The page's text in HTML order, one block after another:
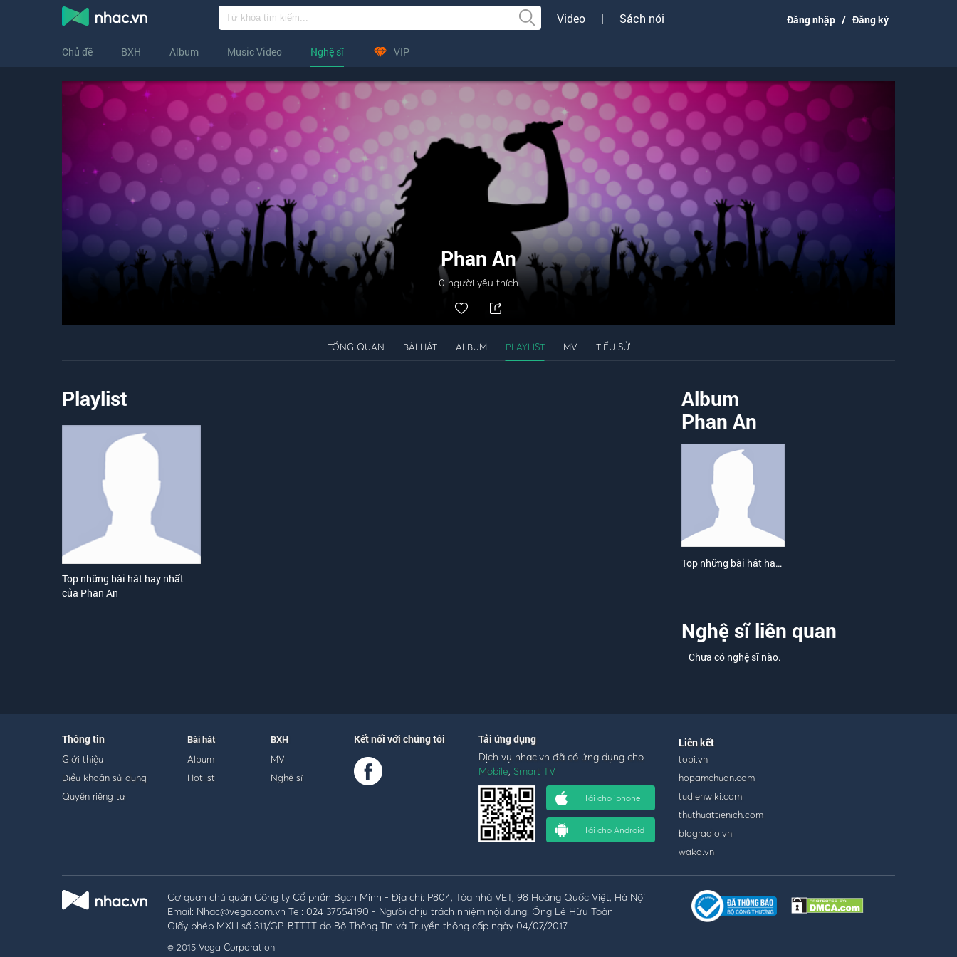
Video | Sách nói Đăng nhập / Đăng ký
Chủ đề BXH Album Music Video Nghệ sĩ VIP
Phan An
0 người yêu thích
TỔNG QUAN BÀI HÁT ALBUM PLAYLIST MV TIỂU SỬ
Playlist
Top những bài hát hay nhất
của Phan An
Album
Phan An
Top những bài hát hay nhất của Phan An
Nghệ sĩ liên quan
Chưa có nghệ sĩ nào.
Thông tin
Giới thiệu
Điều khoản sử dụng
Quyền riêng tư
Bài hát
Album
Hotlist
BXH
MV
Nghệ sĩ
Kết nối với chúng tôi Tải ứng dụng
Dịch vụ nhac.vn đã có ứng dụng cho
Mobile, Smart TV
Tải cho iphone
Tải cho Android
Liên kết
topi.vn
hopamchuan.com
tudienwiki.com
thuthuattienich.com
blogradio.vn
waka.vn
Cơ quan chủ quản Công ty Cổ phần Bạch Minh - Địa chỉ: P804, Tòa nhà VET, 98 Hoàng Quốc Việt, Hà Nội
Email: Nhac@vega.com.vn Tel: 024 37554190 - Người chịu trách nhiệm nội dung: Ông Lê Hữu Toàn
Giấy phép MXH số 311/GP-BTTTT do Bộ Thông Tin và Truyền thông cấp ngày 04/07/2017
© 2015 Vega Corporation